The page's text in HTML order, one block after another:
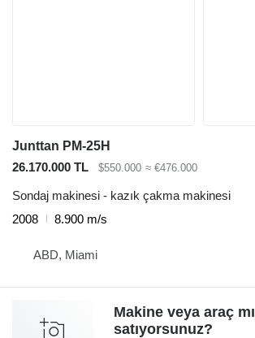
Junttan PM-25H
26.170.000 TL
$550.000 ≈ €476.000
Sondaj makinesi - kazık çakma makinesi
2008
8.900 m/s
ABD, Miami
Makine veya araç mı
satıyorsunuz?